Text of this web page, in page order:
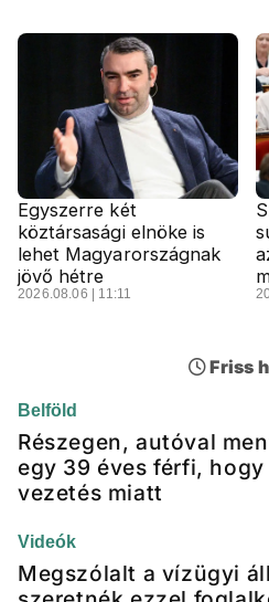
Egyszerre két
köztársasági elnöke is
lehet Magyarországnak
jövő hétre
2026.08.06 | 11:11
Friss
Belföld
Részegen, autóval
egy 39 éves férfi,
vezetés miatt
Videók
Megszólalt a vízügyi